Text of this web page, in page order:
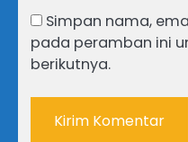
Simpan nama,
pada peramban ini
berikutnya.